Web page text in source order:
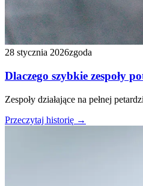
28 stycznia 2026zgoda
Dlaczego szybkie zespoły
Zespoły działające na pełnej
Przeczytaj historię →